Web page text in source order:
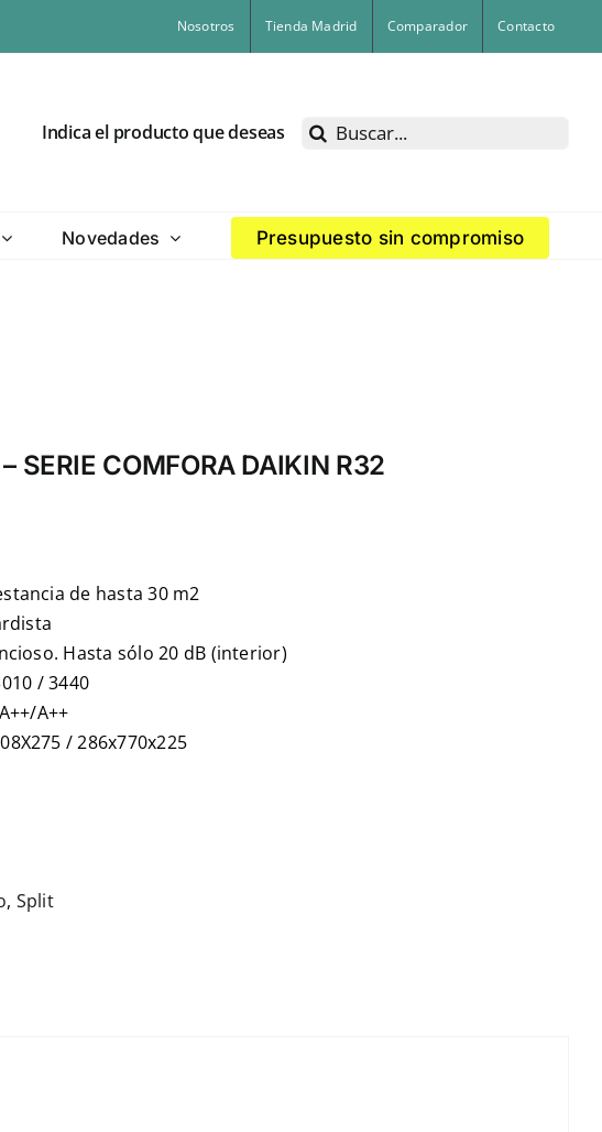
Nosotros Tienda Madrid Comparador Contacto
Indica el producto que deseas Buscar:
Novedades Presupuesto sin compromiso
SERIE COMFORA DAIKIN R32
de hasta 30 m2
Hasta sólo 20 dB (interior)
/ 3440
A++
/ 286x770x225
, Split